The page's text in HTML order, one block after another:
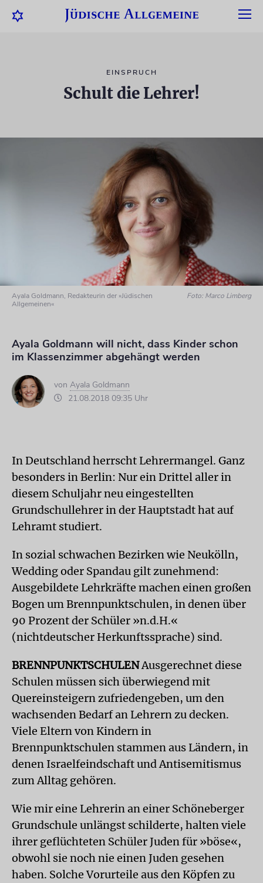
EINSPRUCH
Schult die Lehrer!
Ayala Goldmann, Redakteurin der »Jüdischen
Allgemeinen«
Foto: Marco Limberg
Ayala Goldmann will nicht, dass Kinder schon
im Klassenzimmer abgehängt werden
von Ayala Goldmann
21.08.2018 09:35 Uhr
In Deutschland herrscht Lehrermangel. Ganz
besonders in Berlin: Nur ein Drittel aller in
diesem Schuljahr neu eingestellten
Grundschullehrer in der Hauptstadt hat auf
Lehramt studiert.
In sozial schwachen Bezirken wie Neukölln,
Wedding oder Spandau gilt zunehmend:
Ausgebildete Lehrkräfte machen einen großen
Bogen um Brennpunktschulen, in denen über
90 Prozent der Schüler »n.d.H.«
(nichtdeutscher Herkunftssprache) sind.
BRENNPUNKTSCHULENAusgerechnet diese
Schulen müssen sich überwiegend mit
Quereinsteigern zufriedengeben, um den
wachsenden Bedarf an Lehrern zu decken.
Viele Eltern von Kindern in
Brennpunktschulen stammen aus Ländern, in
denen Israelfeindschaft und Antisemitismus
zum Alltag gehören.
Wie mir eine Lehrerin an einer Schöneberger
Grundschule unlängst schilderte, halten viele
ihrer geflüchteten Schüler Juden für »böse«,
obwohl sie noch nie einen Juden gesehen
haben. Solche Vorurteile aus den Köpfen zu